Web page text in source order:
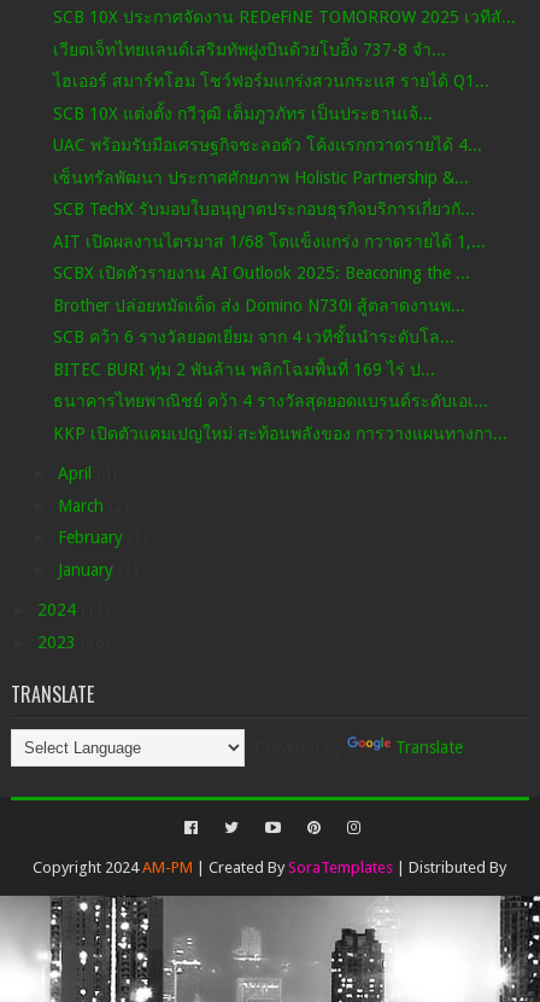
SCB 10X ประกาศจัดงาน REDeFiNE TOMORROW 2025 เวทีสั...
เวียตเจ็ทไทยแลนด์เสริมทัพฝูงบินด้วยโบอิ้ง 737-8 จำ...
ไฮเออร์ สมาร์ทโฮม โชว์ฟอร์มแกร่งสวนกระแส รายได้ Q1...
SCB 10X แต่งตั้ง กวีวุฒิ เต็มภูวภัทร เป็นประธานเจ้...
UAC พร้อมรับมือเศรษฐกิจชะลอตัว โค้งแรกกวาดรายได้ 4...
เซ็นทรัลพัฒนา ประกาศศักยภาพ Holistic Partnership &...
SCB TechX รับมอบใบอนุญาตประกอบธุรกิจบริการเกี่ยวกั...
AIT เปิดผลงานไตรมาส 1/68 โตแข็งแกร่ง กวาดรายได้ 1,...
SCBX เปิดตัวรายงาน AI Outlook 2025: Beaconing the ...
Brother ปล่อยหมัดเด็ด ส่ง Domino N730i สู้ตลาดงานพ...
SCB คว้า 6 รางวัลยอดเยี่ยม จาก 4 เวทีชั้นนำระดับโล...
BITEC BURI ทุ่ม 2 พันล้าน พลิกโฉมพื้นที่ 169 ไร่ ป...
ธนาคารไทยพาณิชย์ คว้า 4 รางวัลสุดยอดแบรนด์ระดับเอเ...
KKP เปิดตัวแคมเปญใหม่ สะท้อนพลังของ การวางแผนทางกา...
April
March
February
January
2024
2023
TRANSLATE
Translate
Copyright 2024AM-PM | Created BySoraTemplates | Distributed By